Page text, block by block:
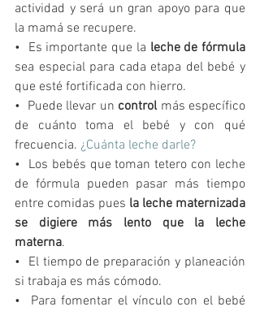
actividad y será un gran apoyo para que
la mamá se recupere.
•  Es importante que la leche de fórmula
sea especial para cada etapa del bebé y
que esté fortificada con hierro.
•  Puede llevar un control más específico
de cuánto toma el bebé y con qué
frecuencia. ¿Cuánta leche darle?
•  Los bebés que toman tetero con leche
de fórmula pueden pasar más tiempo
entre comidas pues la leche maternizada
se digiere más lento que la leche
materna.
•  El tiempo de preparación y planeación
si trabaja es más cómodo.
•  Para fomentar el vínculo con el bebé